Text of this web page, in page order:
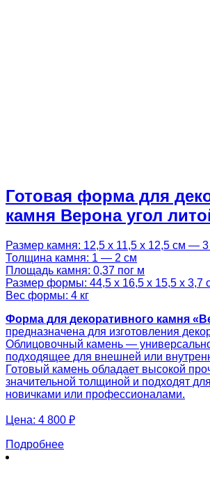
Готовая форма для
камня Верона угол
Размер камня: 12,5 х 11,5 х 12,5 см —
Толщина камня: 1 — 2 см
Площадь камня: 0,37 пог м
Размер формы: 44,5 х 16,5 х 15,5 х 3,7
Вес формы: 4 кг
Форма для декоративного камня
предназначена для изготовления
Облицовочный камень —
подходящее для внешней или
Готовый камень обладает высокой
значительной толщиной и подходят
новичками или профессионалами.
Цена: 4 800 ₽
Подробнее